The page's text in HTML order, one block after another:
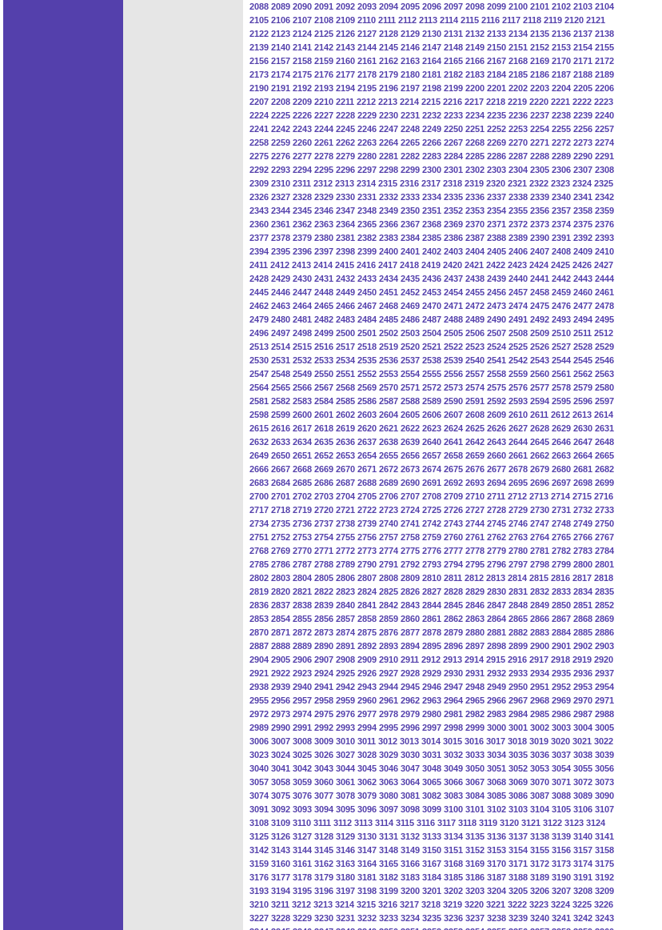
2088 2089 2090 2091 2092 2093 2094 2095 2096 2097 2098 2099 2100 2101 2102 2103 2104
2105 2106 2107 2108 2109 2110 2111 2112 2113 2114 2115 2116 2117 2118 2119 2120 2121
2122 2123 2124 2125 2126 2127 2128 2129 2130 2131 2132 2133 2134 2135 2136 2137 2138
2139 2140 2141 2142 2143 2144 2145 2146 2147 2148 2149 2150 2151 2152 2153 2154 2155
2156 2157 2158 2159 2160 2161 2162 2163 2164 2165 2166 2167 2168 2169 2170 2171 2172
2173 2174 2175 2176 2177 2178 2179 2180 2181 2182 2183 2184 2185 2186 2187 2188 2189
2190 2191 2192 2193 2194 2195 2196 2197 2198 2199 2200 2201 2202 2203 2204 2205 2206
2207 2208 2209 2210 2211 2212 2213 2214 2215 2216 2217 2218 2219 2220 2221 2222 2223
2224 2225 2226 2227 2228 2229 2230 2231 2232 2233 2234 2235 2236 2237 2238 2239 2240
2241 2242 2243 2244 2245 2246 2247 2248 2249 2250 2251 2252 2253 2254 2255 2256 2257
2258 2259 2260 2261 2262 2263 2264 2265 2266 2267 2268 2269 2270 2271 2272 2273 2274
2275 2276 2277 2278 2279 2280 2281 2282 2283 2284 2285 2286 2287 2288 2289 2290 2291
2292 2293 2294 2295 2296 2297 2298 2299 2300 2301 2302 2303 2304 2305 2306 2307 2308
2309 2310 2311 2312 2313 2314 2315 2316 2317 2318 2319 2320 2321 2322 2323 2324 2325
2326 2327 2328 2329 2330 2331 2332 2333 2334 2335 2336 2337 2338 2339 2340 2341 2342
2343 2344 2345 2346 2347 2348 2349 2350 2351 2352 2353 2354 2355 2356 2357 2358 2359
2360 2361 2362 2363 2364 2365 2366 2367 2368 2369 2370 2371 2372 2373 2374 2375 2376
2377 2378 2379 2380 2381 2382 2383 2384 2385 2386 2387 2388 2389 2390 2391 2392 2393
2394 2395 2396 2397 2398 2399 2400 2401 2402 2403 2404 2405 2406 2407 2408 2409 2410
2411 2412 2413 2414 2415 2416 2417 2418 2419 2420 2421 2422 2423 2424 2425 2426 2427
2428 2429 2430 2431 2432 2433 2434 2435 2436 2437 2438 2439 2440 2441 2442 2443 2444
2445 2446 2447 2448 2449 2450 2451 2452 2453 2454 2455 2456 2457 2458 2459 2460 2461
2462 2463 2464 2465 2466 2467 2468 2469 2470 2471 2472 2473 2474 2475 2476 2477 2478
2479 2480 2481 2482 2483 2484 2485 2486 2487 2488 2489 2490 2491 2492 2493 2494 2495
2496 2497 2498 2499 2500 2501 2502 2503 2504 2505 2506 2507 2508 2509 2510 2511 2512
2513 2514 2515 2516 2517 2518 2519 2520 2521 2522 2523 2524 2525 2526 2527 2528 2529
2530 2531 2532 2533 2534 2535 2536 2537 2538 2539 2540 2541 2542 2543 2544 2545 2546
2547 2548 2549 2550 2551 2552 2553 2554 2555 2556 2557 2558 2559 2560 2561 2562 2563
2564 2565 2566 2567 2568 2569 2570 2571 2572 2573 2574 2575 2576 2577 2578 2579 2580
2581 2582 2583 2584 2585 2586 2587 2588 2589 2590 2591 2592 2593 2594 2595 2596 2597
2598 2599 2600 2601 2602 2603 2604 2605 2606 2607 2608 2609 2610 2611 2612 2613 2614
2615 2616 2617 2618 2619 2620 2621 2622 2623 2624 2625 2626 2627 2628 2629 2630 2631
2632 2633 2634 2635 2636 2637 2638 2639 2640 2641 2642 2643 2644 2645 2646 2647 2648
2649 2650 2651 2652 2653 2654 2655 2656 2657 2658 2659 2660 2661 2662 2663 2664 2665
2666 2667 2668 2669 2670 2671 2672 2673 2674 2675 2676 2677 2678 2679 2680 2681 2682
2683 2684 2685 2686 2687 2688 2689 2690 2691 2692 2693 2694 2695 2696 2697 2698 2699
2700 2701 2702 2703 2704 2705 2706 2707 2708 2709 2710 2711 2712 2713 2714 2715 2716
2717 2718 2719 2720 2721 2722 2723 2724 2725 2726 2727 2728 2729 2730 2731 2732 2733
2734 2735 2736 2737 2738 2739 2740 2741 2742 2743 2744 2745 2746 2747 2748 2749 2750
2751 2752 2753 2754 2755 2756 2757 2758 2759 2760 2761 2762 2763 2764 2765 2766 2767
2768 2769 2770 2771 2772 2773 2774 2775 2776 2777 2778 2779 2780 2781 2782 2783 2784
2785 2786 2787 2788 2789 2790 2791 2792 2793 2794 2795 2796 2797 2798 2799 2800 2801
2802 2803 2804 2805 2806 2807 2808 2809 2810 2811 2812 2813 2814 2815 2816 2817 2818
2819 2820 2821 2822 2823 2824 2825 2826 2827 2828 2829 2830 2831 2832 2833 2834 2835
2836 2837 2838 2839 2840 2841 2842 2843 2844 2845 2846 2847 2848 2849 2850 2851 2852
2853 2854 2855 2856 2857 2858 2859 2860 2861 2862 2863 2864 2865 2866 2867 2868 2869
2870 2871 2872 2873 2874 2875 2876 2877 2878 2879 2880 2881 2882 2883 2884 2885 2886
2887 2888 2889 2890 2891 2892 2893 2894 2895 2896 2897 2898 2899 2900 2901 2902 2903
2904 2905 2906 2907 2908 2909 2910 2911 2912 2913 2914 2915 2916 2917 2918 2919 2920
2921 2922 2923 2924 2925 2926 2927 2928 2929 2930 2931 2932 2933 2934 2935 2936 2937
2938 2939 2940 2941 2942 2943 2944 2945 2946 2947 2948 2949 2950 2951 2952 2953 2954
2955 2956 2957 2958 2959 2960 2961 2962 2963 2964 2965 2966 2967 2968 2969 2970 2971
2972 2973 2974 2975 2976 2977 2978 2979 2980 2981 2982 2983 2984 2985 2986 2987 2988
2989 2990 2991 2992 2993 2994 2995 2996 2997 2998 2999 3000 3001 3002 3003 3004 3005
3006 3007 3008 3009 3010 3011 3012 3013 3014 3015 3016 3017 3018 3019 3020 3021 3022
3023 3024 3025 3026 3027 3028 3029 3030 3031 3032 3033 3034 3035 3036 3037 3038 3039
3040 3041 3042 3043 3044 3045 3046 3047 3048 3049 3050 3051 3052 3053 3054 3055 3056
3057 3058 3059 3060 3061 3062 3063 3064 3065 3066 3067 3068 3069 3070 3071 3072 3073
3074 3075 3076 3077 3078 3079 3080 3081 3082 3083 3084 3085 3086 3087 3088 3089 3090
3091 3092 3093 3094 3095 3096 3097 3098 3099 3100 3101 3102 3103 3104 3105 3106 3107
3108 3109 3110 3111 3112 3113 3114 3115 3116 3117 3118 3119 3120 3121 3122 3123 3124
3125 3126 3127 3128 3129 3130 3131 3132 3133 3134 3135 3136 3137 3138 3139 3140 3141
3142 3143 3144 3145 3146 3147 3148 3149 3150 3151 3152 3153 3154 3155 3156 3157 3158
3159 3160 3161 3162 3163 3164 3165 3166 3167 3168 3169 3170 3171 3172 3173 3174 3175
3176 3177 3178 3179 3180 3181 3182 3183 3184 3185 3186 3187 3188 3189 3190 3191 3192
3193 3194 3195 3196 3197 3198 3199 3200 3201 3202 3203 3204 3205 3206 3207 3208 3209
3210 3211 3212 3213 3214 3215 3216 3217 3218 3219 3220 3221 3222 3223 3224 3225 3226
3227 3228 3229 3230 3231 3232 3233 3234 3235 3236 3237 3238 3239 3240 3241 3242 3243